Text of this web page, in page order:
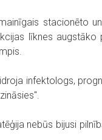
stacionēto
līknes augstāko
infektologs,
nebūs bijusi